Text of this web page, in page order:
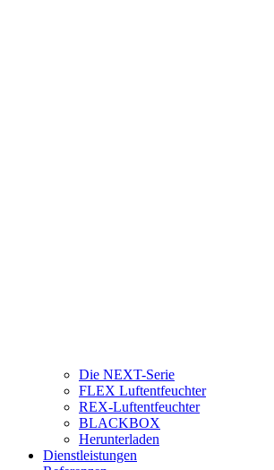
Die NEXT-Serie
FLEX Luftentfeuchter
REX-Luftentfeuchter
BLACKBOX
Herunterladen
Dienstleistungen